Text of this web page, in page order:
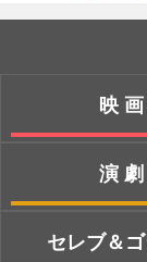
映画
演劇
セレブ＆